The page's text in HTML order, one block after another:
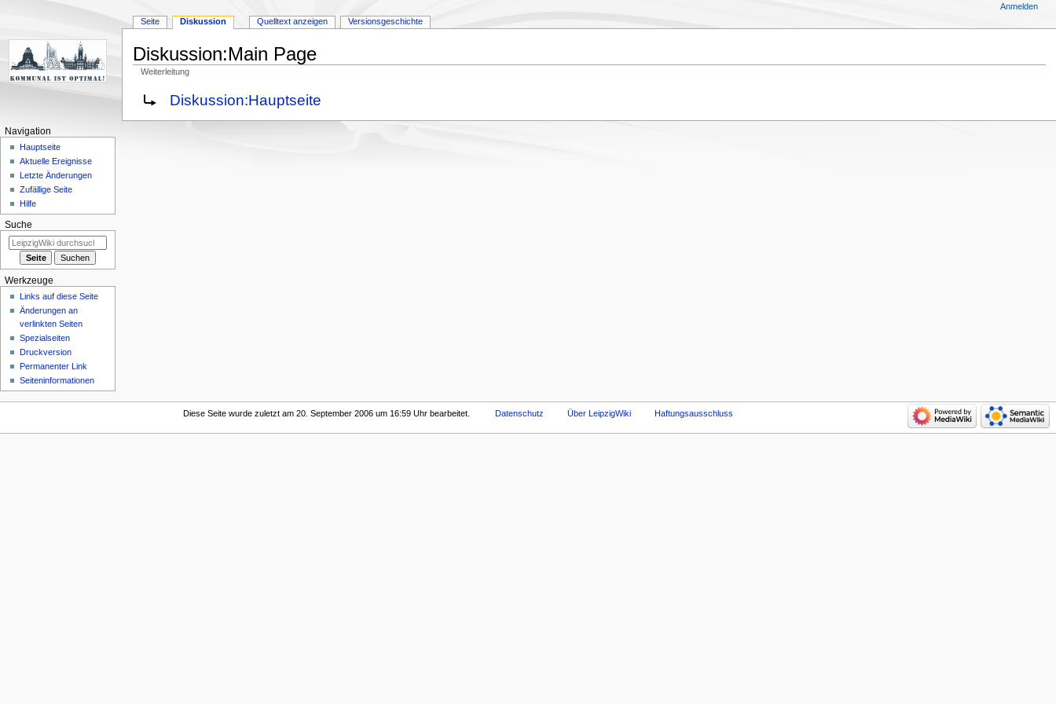
Diskussion:Main Page
Weiterleitung
Zur
Navigation
springen
Zur
Suche
springen
Weiterleitung nach:
Diskussion:Hauptseite
Seite Diskussion Quelltext anzeigen Versionsgeschichte
Anmelden
Navigation
Hauptseite
Aktuelle Ereignisse
Letzte Änderungen
Zufällige Seite
Hilfe
Suche
Werkzeuge
Links auf diese Seite
Änderungen an
verlinkten Seiten
Spezialseiten
Druckversion
Permanenter Link
Seiten­informationen
Diese Seite wurde zuletzt am 20. September 2006 um 16:59 Uhr bearbeitet. Datenschutz Über LeipzigWiki Haftungsausschluss